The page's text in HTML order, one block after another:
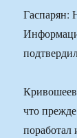
Гаспарян:
что